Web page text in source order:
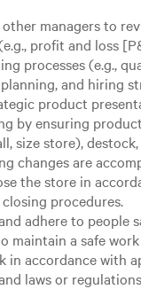
managers to
profit and loss
processes (e.g.,
planning, and hiring
product
by ensuring
size store),
changes are
the store in
procedures.
adhere to people
maintain a safe
in accordance with
laws or